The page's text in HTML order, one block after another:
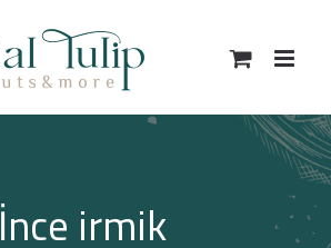
İnce irmik